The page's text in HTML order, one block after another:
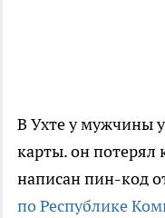
В Ухте у мужчины
карты. он потерял
написан пин-код
по Республике